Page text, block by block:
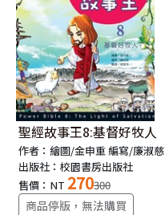
聖經故事王8:基督好牧人
作者：繪圖/金申重 編寫/廉淑慈
出版社：校園書房出版社
售價：NT 270300
商品停版，無法購買